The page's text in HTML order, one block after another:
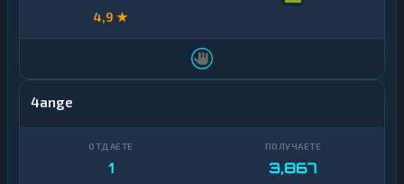
4,9 ★
4ange
1 3,867